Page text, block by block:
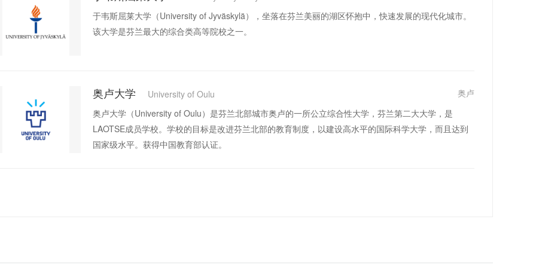
于韦斯屈莱大学（University of Jyväskylä），坐落在芬兰美丽的湖区怀抱中，快速发展的现代化城市。
该大学是芬兰最大的综合类高等院校之一。
奥卢大学 University of Oulu
奥卢
奥卢大学（University of Oulu）是芬兰北部城市奥卢的一所公立综合性大学，芬兰第二大大学，是
LAOTSE成员学校。学校的目标是改进芬兰北部的教育制度，以建设高水平的国际科学大学，而且达到
国家级水平。获得中国教育部认证。